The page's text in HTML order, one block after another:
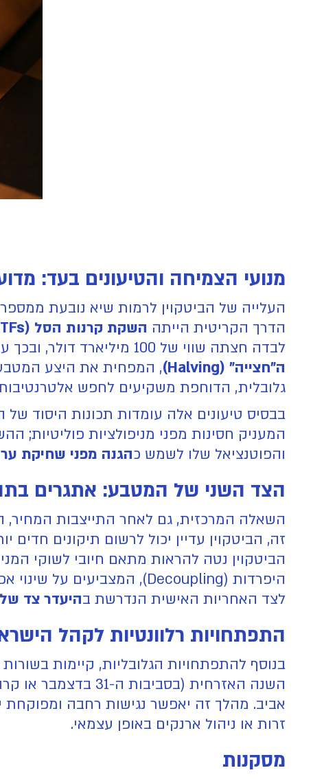
מנועי הצמיחה והטיעונים בעד:
העלייה של הביטקוין לרמות שיא נובעת
הדרך הקריטית הייתה השקת קרנות הסל (ETFs) בארה"ב
לבדה חצתה שווי של 100 מיליארד דולר, ובכך עקפה אף את חברת MicroStrategy כאחת המחזיקות הגדולות בנכס. במקביל, מנגנון
ה"חצייה" (Halving)
, המפחית את היצע
גלובלית, הדוחפת משקיעים לחפש
בבסיס טיעונים אלה עומדות תכונות היסוד
המעניק חסינות מפני מניפולציות פוליטיות;
והפוטנציאל שלו לשמש כהגנה מפני שחיקת
הצד השני של המטבע: אתגרים
השאלה המרכזית, גם לאחר התייצבות
זה, הביטקוין עדיין יכול לרשום תיקונים
הביטקוין נטה להראות מתאם חיובי לשוקי
היפרדות (Decoupling), המצביעים על שינוי אפשרי במגמה זו. לבסוף, אתגרים של
לצד האחריות האישית הנדרשת בהיעדר צד
התפתחויות רלוונטיות לקהל
בנוסף להתפתחויות הגלובליות, קיימות
השנה האזרחית
אביב. מהלך זה יאפשר נגישות רחבה ומפוקחת
זרות או ניהול ארנקים באופן עצמאי.
מסקנות